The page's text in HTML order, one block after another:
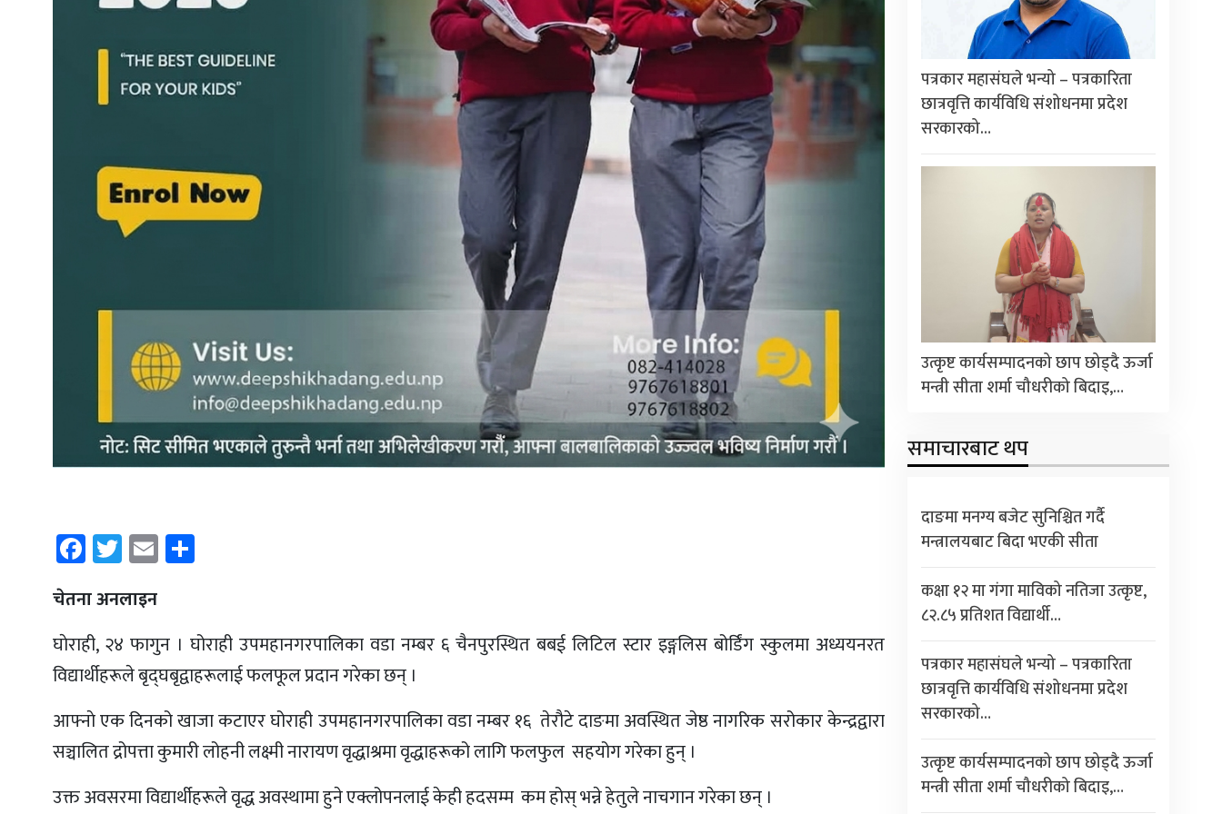
Facebook
Twitter
Email
चेतना अनलाइन
घाेराही, २४ फागुन । घोराही उपमहानगरपालिका वडा नम्बर ६ चैनपुरस्थित बबई लिटिल स्टार इङ्गलिस बोर्डिंग स्कुलमा अध्ययनरत
विद्यार्थीहरूले बृद्घबृद्वाहरूलाई फलफूल प्रदान गरेका छन् ।
आफ्नाे एक दिनको खाजा कटाएर घोराही उपमहानगरपालिका वडा नम्बर १६ तेरौटे दाङमा अवस्थित जेष्ठ नागरिक सरोकार केन्द्रद्वारा
सञ्चालित द्रोपत्ता कुमारी लोहनी लक्ष्मी नारायण वृद्धाश्रमा वृद्धाहरूको लागि फलफुल सहयोग गरेका हुन् ।
उक्त अवसरमा विद्यार्थीहरूले वृद्ध अवस्थामा हुने एक्लोपनलाई केही हदसम्म कम होस् भन्ने हेतुले नाचगान गरेका छन् ।
पत्रकार महासंघले भन्यो – पत्रकारिता
छात्रवृत्ति कार्यविधि संशोधनमा प्रदेश
सरकारको…
उत्कृष्ट कार्यसम्पादनको छाप छोड्दै ऊर्जा
मन्त्री सीता शर्मा चौधरीको बिदाइ,…
समाचारबाट थप
दाङमा मनग्य बजेट सुनिश्चित गर्दै
मन्त्रालयबाट बिदा भएकी सीता
कक्षा १२ मा गंगा माविको नतिजा उत्कृष्ट,
८२.८५ प्रतिशत विद्यार्थी…
पत्रकार महासंघले भन्यो – पत्रकारिता
छात्रवृत्ति कार्यविधि संशोधनमा प्रदेश
सरकारको…
उत्कृष्ट कार्यसम्पादनको छाप छोड्दै ऊर्जा
मन्त्री सीता शर्मा चौधरीको बिदाइ,…